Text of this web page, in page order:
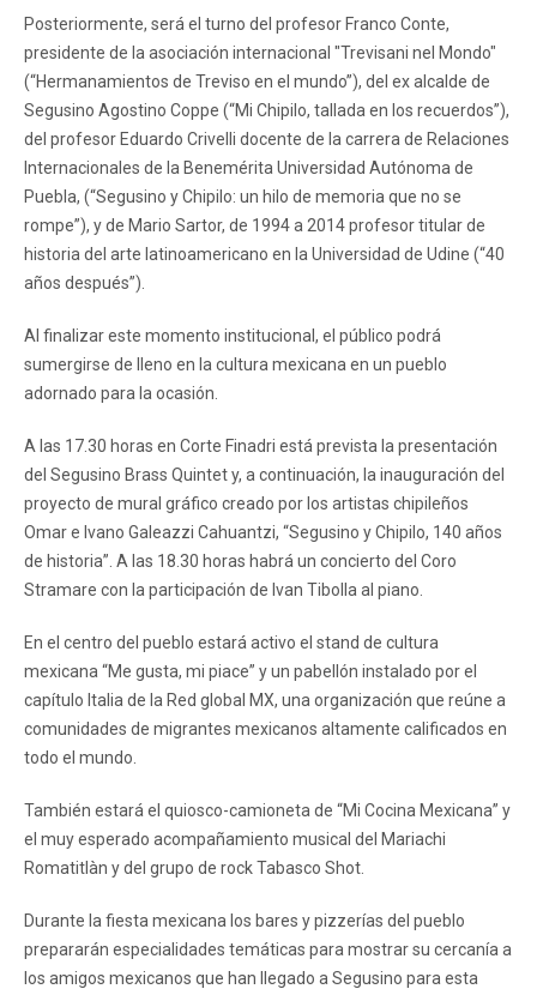
Posteriormente, será el turno del profesor Franco Conte,
presidente de la asociación internacional "Trevisani nel Mondo"
(“Hermanamientos de Treviso en el mundo”), del ex alcalde de
Segusino Agostino Coppe (“Mi Chipilo, tallada en los recuerdos”),
del profesor Eduardo Crivelli docente de la carrera de Relaciones
Internacionales de la Benemérita Universidad Autónoma de
Puebla, (“Segusino y Chipilo: un hilo de memoria que no se
rompe”), y de Mario Sartor, de 1994 a 2014 profesor titular de
historia del arte latinoamericano en la Universidad de Udine (“40
años después”).
Al finalizar este momento institucional, el público podrá
sumergirse de lleno en la cultura mexicana en un pueblo
adornado para la ocasión.
A las 17.30 horas en Corte Finadri está prevista la presentación
del Segusino Brass Quintet y, a continuación, la inauguración del
proyecto de mural gráfico creado por los artistas chipileños
Omar e Ivano Galeazzi Cahuantzi, “Segusino y Chipilo, 140 años
de historia”. A las 18.30 horas habrá un concierto del Coro
Stramare con la participación de Ivan Tibolla al piano.
En el centro del pueblo estará activo el stand de cultura
mexicana “Me gusta, mi piace” y un pabellón instalado por el
capítulo Italia de la Red global MX, una organización que reúne a
comunidades de migrantes mexicanos altamente calificados en
todo el mundo.
También estará el quiosco-camioneta de “Mi Cocina Mexicana” y
el muy esperado acompañamiento musical del Mariachi
Romatitlàn y del grupo de rock Tabasco Shot.
Durante la fiesta mexicana los bares y pizzerías del pueblo
prepararán especialidades temáticas para mostrar su cercanía a
los amigos mexicanos que han llegado a Segusino para esta